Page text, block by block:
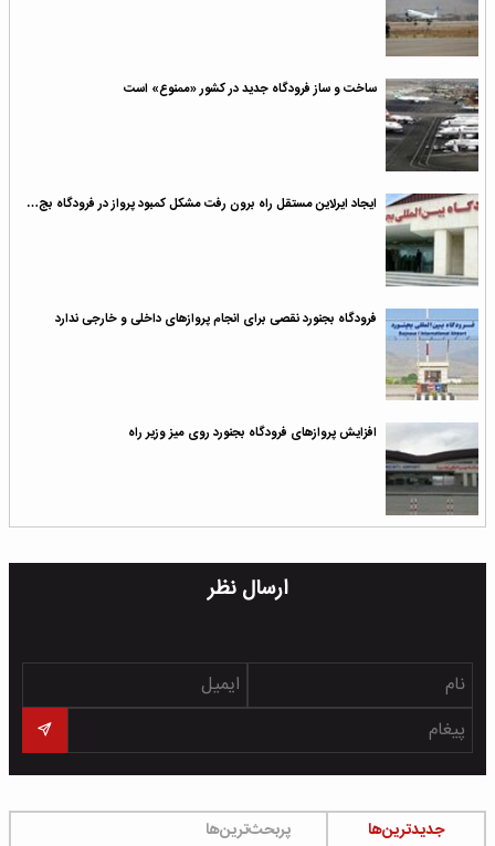
ساخت و ساز فرودگاه جدید در کشور «ممنوع» است
ایجاد ایرلاین مستقل راه برون رفت مشکل کمبود پرواز در فرودگاه بج…
فرودگاه بجنورد نقصی برای انجام پروازهای داخلی و خارجی ندارد
افزایش پروازهای فرودگاه بجنورد روی میز وزیر راه
ارسال نظر
جدیدترین‌ها پربحث‌ترین‌ها